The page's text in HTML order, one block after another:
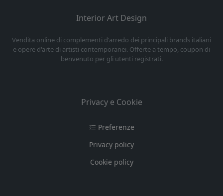
Interior Art Design
Vendita online di complementi d'arredo dei principali brands italiani
e opere d'arte di artisti contemporanei. Offerte a tempo, coupon di
benvenuto per gli utenti registrati.
Privacy e Cookie
Preferenze
Privacy policy
Cookie policy